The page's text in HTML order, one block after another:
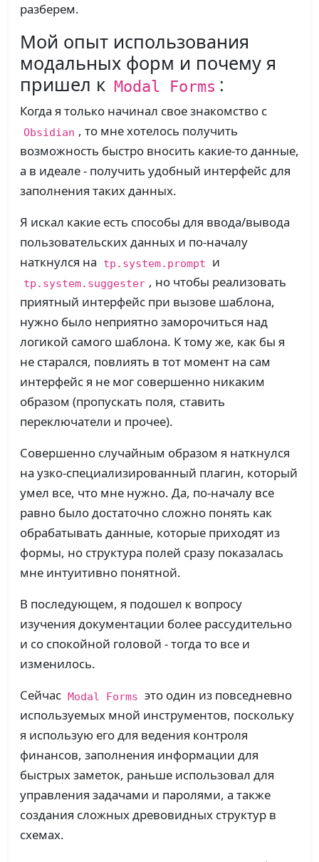
разберем.
Мой опыт использования
модальных форм и почему я
пришел к Modal Forms :
Когда я только начинал свое знакомство с
Obsidian , то мне хотелось получить
возможность быстро вносить какие-то данные,
а в идеале - получить удобный интерфейс для
заполнения таких данных.
Я искал какие есть способы для ввода/вывода
пользовательских данных и по-началу
наткнулся на
tp.system.prompt и
tp.system.suggester , но чтобы реализовать
приятный интерфейс при вызове шаблона,
нужно было неприятно заморочиться над
логикой самого шаблона. К тому же, как бы я
не старался, повлиять в тот момент на сам
интерфейс я не мог совершенно никаким
образом (пропускать поля, ставить
переключатели и прочее).
Совершенно случайным образом я наткнулся
на узко-специализированный плагин, который
умел все, что мне нужно. Да, по-началу все
равно было достаточно сложно понять как
обрабатывать данные, которые приходят из
формы, но структура полей сразу показалась
мне интуитивно понятной.
В последующем, я подошел к вопросу
изучения документации более рассудительно
и со спокойной головой - тогда то все и
изменилось.
Сейчас Modal Forms это один из повседневно
используемых мной инструментов, поскольку
я использую его для ведения контроля
финансов, заполнения информации для
быстрых заметок, раньше использовал для
управления задачами и паролями, а также
создания сложных древовидных структур в
схемах.